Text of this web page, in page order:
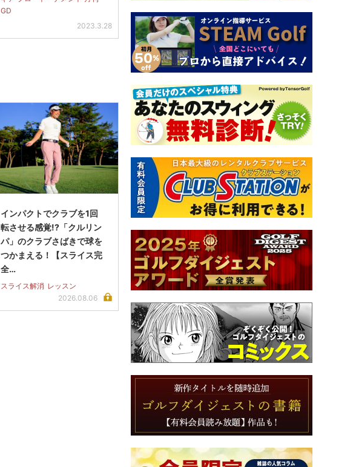
GD
2023.3.28
インパクトでクラブを1回
転させる感覚!?「クルリン
パ」のクラブさばきで球を
つかまえる！【スライス完
全…
スライス解消 レッスン
2026.08.06